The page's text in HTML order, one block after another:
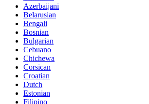
Azerbaijani
Belarusian
Bengali
Bosnian
Bulgarian
Cebuano
Chichewa
Corsican
Croatian
Dutch
Estonian
Filipino